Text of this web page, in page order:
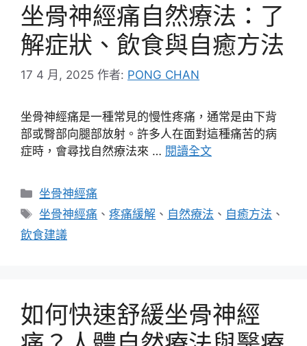
坐骨神經痛自然療法：了
解症狀、飲食與自癒方法
17 4 月, 2025 作者: PONG CHAN
坐骨神經痛是一種常見的慢性疼痛，通常是由下背
部或臀部向腿部放射。許多人在面對這種痛苦的病
症時，會尋找自然療法來 … 閱讀全文
分
類
坐骨神經痛
標
籤
坐骨神經痛 、疼痛緩解 、 自然療法 、 自癒方法 、
飲食建議
如何快速舒緩坐骨神經